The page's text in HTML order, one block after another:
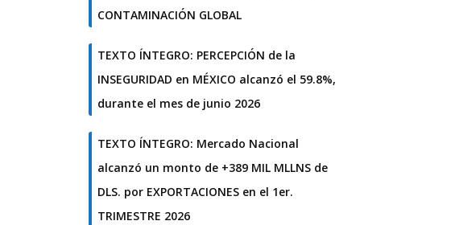
CONTAMINACIÓN GLOBAL
TEXTO ÍNTEGRO: PERCEPCIÓN de la
INSEGURIDAD en MÉXICO alcanzó el 59.8%,
durante el mes de junio 2026
TEXTO ÍNTEGRO: Mercado Nacional
alcanzó un monto de +389 MIL MLLNS de
DLS. por EXPORTACIONES en el 1er.
TRIMESTRE 2026